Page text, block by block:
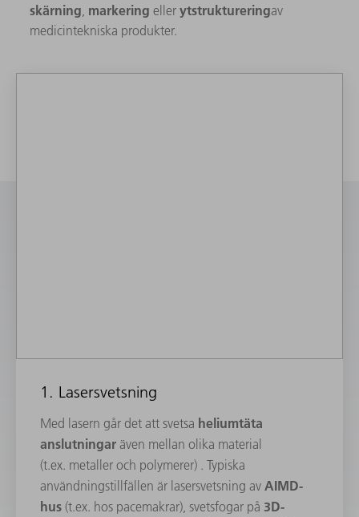
skärning markeringellerytstruktureringav
medicintekniska produkter.
1. Lasersvetsning
Med lasern går det att svetsa heliumtäta
anslutningar även mellan olika material
(t.ex. metaller och polymerer) . Typiska
användningstillfällen är lasersvetsning av AIMD-
hus (t.ex. hos pacemakrar), svetsfogar på 3D-